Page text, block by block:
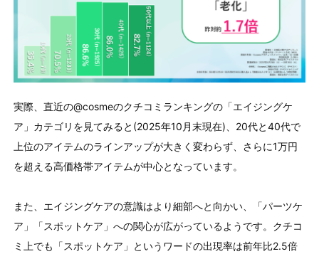
実際、直近の@cosmeのクチコミランキングの「エイジングケ
ア」カテゴリを見てみると (2025年10月末現在)、 20代と40代で
上位のアイテムのラインアップが大きく変わらず、さらに1万円
を超える高価格帯アイテムが中心となっています。
また、エイジングケアの意識はより細部へと向かい、「パーツケ
ア」「スポットケア」への関心が広がっているようです。クチコ
ミ上でも「スポットケア」というワードの出現率は前年比2.5倍